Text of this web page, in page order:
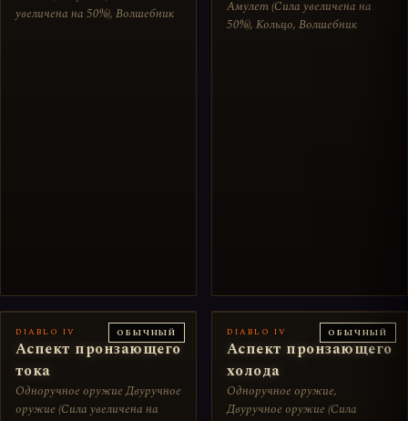
увеличена на 50%), Волшебник
Амулет (Сила увеличена на
50%), Кольцо, Волшебник
ОБЫЧНЫЙ
DIABLO IV
Аспект пронзающего
тока
Одноручное оружие Двуручное
оружие (Сила увеличена на
ОБЫЧНЫЙ
DIABLO IV
Аспект пронзающего
холода
Одноручное оружие,
Двуручное оружие (Сила